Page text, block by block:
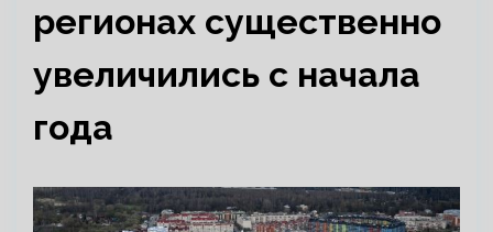
регионах существенно
увеличились с начала
года